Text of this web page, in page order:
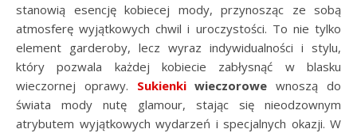
stanowią esencję kobiecej mody, przynosząc ze sobą
atmosferę wyjątkowych chwil i uroczystości. To nie tylko
element garderoby, lecz wyraz indywidualności i stylu,
który pozwala każdej kobiecie zabłysnąć w blasku
wieczornej oprawy. Sukienkiwieczorowe wnoszą do
świata mody nutę glamour, stając się nieodzownym
atrybutem wyjątkowych wydarzeń i specjalnych okazji. W